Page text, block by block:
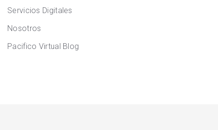
Servicios Digitales
Nosotros
Pacifico Virtual Blog